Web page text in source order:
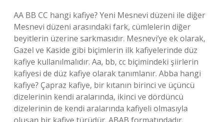
AA BB CC hangi kafiye? Yeni Mesnevi düzeni ile diğer
Mesnevi düzeni arasındaki fark, cümlelerin diğer
beyitlerin üzerine sarkmasıdır. Mesnevi’ye ek olarak,
Gazel ve Kaside gibi biçimlerin ilk kafiyelerinde düz
kafiye kullanılmalıdır. Aa, bb, cc biçimindeki şiirlerin
kafiyesi de düz kafiye olarak tanımlanır. Abba hangi
kafiye? Çapraz kafiye, bir kıtanın birinci ve üçüncü
dizelerinin kendi aralarında, ikinci ve dördüncü
dizelerinin de kendi aralarında kafiyeli olmasıyla